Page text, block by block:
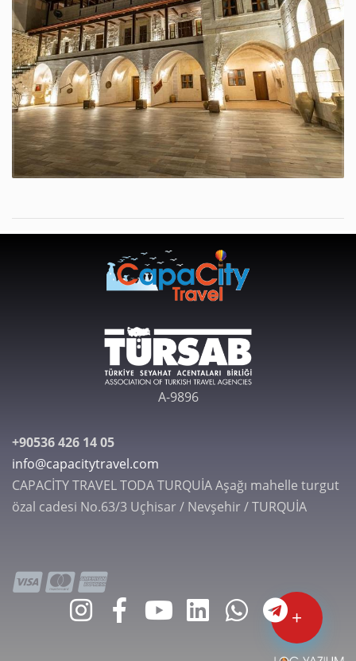
A-9896
+90536 426 14 05
info@capacitytravel.com
CAPACİTY TRAVEL TODA TURQUİA Aşağı mahelle turgut
özal cadesi No.63/3 Uçhisar / Nevşehir / TURQUİA
+